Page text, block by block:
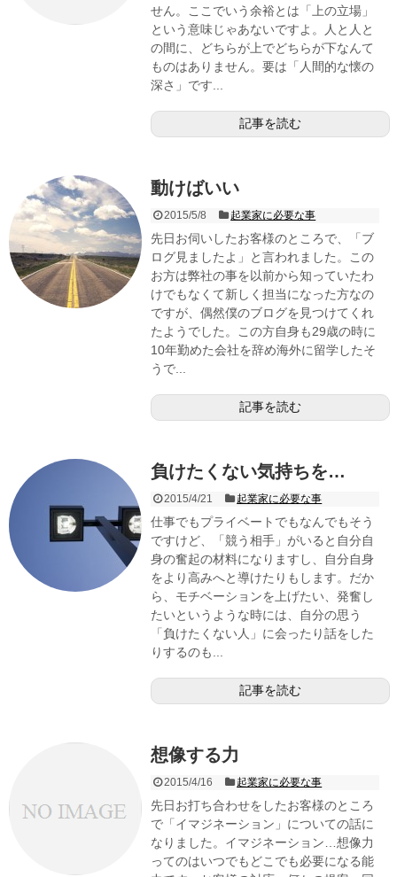
せん。ここでいう余裕とは「上の立場」
という意味じゃあないですよ。人と人と
の間に、どちらが上でどちらが下なんて
ものはありません。要は「人間的な懐の
深さ」です...
記事を読む
動けばいい
2015/5/8 起業家に必要な事
先日お伺いしたお客様のところで、「ブ
ログ見ましたよ」と言われました。この
お方は弊社の事を以前から知っていたわ
けでもなくて新しく担当になった方なの
ですが、偶然僕のブログを見つけてくれ
たようでした。この方自身も29歳の時に
10年勤めた会社を辞め海外に留学したそ
うで...
記事を読む
負けたくない気持ちを…
2015/4/21 起業家に必要な事
仕事でもプライベートでもなんでもそう
ですけど、「競う相手」がいると自分自
身の奮起の材料になりますし、自分自身
をより高みへと導けたりもします。だか
ら、モチベーションを上げたい、発奮し
たいというような時には、自分の思う
「負けたくない人」に会ったり話をした
りするのも...
記事を読む
想像する力
2015/4/16 起業家に必要な事
先日お打ち合わせをしたお客様のところ
で「イマジネーション」についての話に
なりました。イマジネーション…想像力
ってのはいつでもどこでも必要になる能